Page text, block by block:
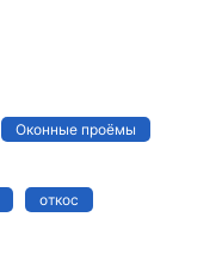
Оконные проёмы
откос